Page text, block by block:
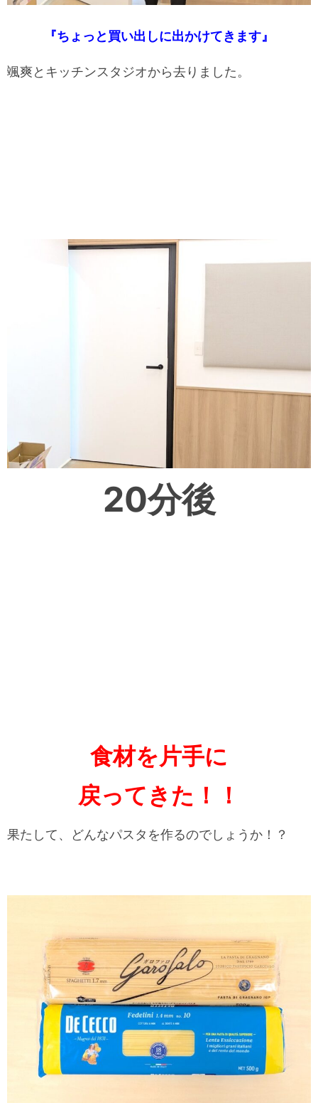
『ちょっと買い出しに出かけてきます』
颯爽とキッチンスタジオから去りました。
20分後
食材を片手に
戻ってきた！！
果たして、どんなパスタを作るのでしょうか！？